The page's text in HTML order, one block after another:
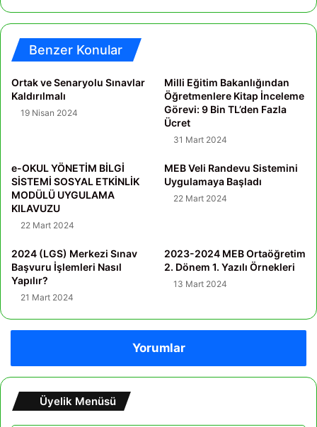
Benzer Konular
Ortak ve Senaryolu Sınavlar
Kaldırılmalı
19 Nisan 2024
Milli Eğitim Bakanlığından
Öğretmenlere Kitap İnceleme
Görevi: 9 Bin TL’den Fazla
Ücret
31 Mart 2024
e-OKUL YÖNETİM BİLGİ
SİSTEMİ SOSYAL ETKİNLİK
MODÜLÜ UYGULAMA
KILAVUZU
22 Mart 2024
MEB Veli Randevu Sistemini
Uygulamaya Başladı
22 Mart 2024
2024 (LGS) Merkezi Sınav
Başvuru İşlemleri Nasıl
Yapılır?
21 Mart 2024
2023-2024 MEB Ortaöğretim
2. Dönem 1. Yazılı Örnekleri
13 Mart 2024
Yorumlar
Üyelik Menüsü